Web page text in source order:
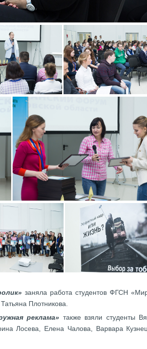
заняла работа студентов ФГСН
Плотникова.
реклама» также взяли студенты
Лосева, Елена Чалова, Варвара